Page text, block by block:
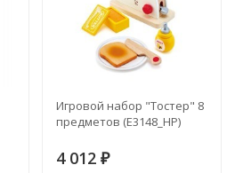
Игровой набор "Тостер" 8
предметов (E3148_HP)
4 012 ₽